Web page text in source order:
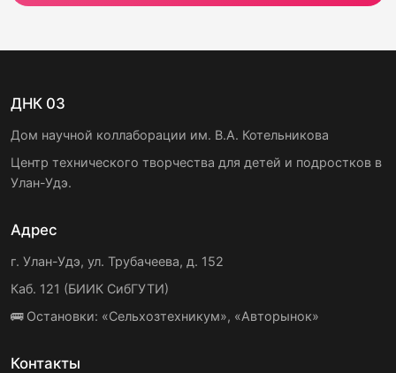
ДНК 03
Дом научной коллаборации им. В.А. Котельникова
Центр технического творчества для детей и подростков в
Улан-Удэ.
Адрес
г. Улан-Удэ, ул. Трубачеева, д. 152
Каб. 121 (БИИК СибГУТИ)
🚌 Остановки: «Сельхозтехникум», «Авторынок»
Контакты